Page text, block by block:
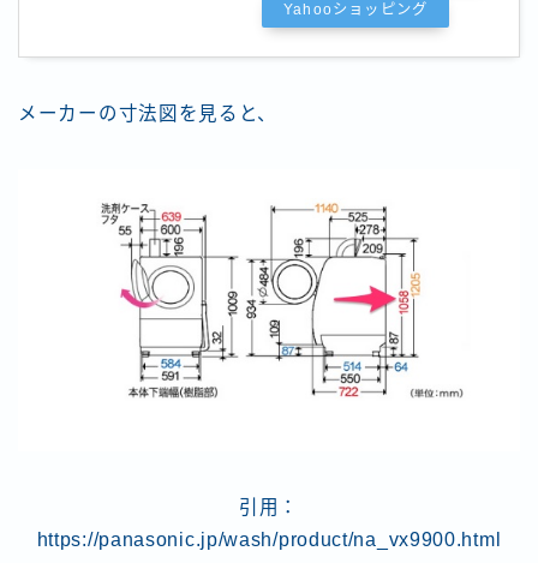
Yahooショッピング
メーカーの寸法図を見ると、
引用：
https://panasonic.jp/wash/product/na_vx9900.html